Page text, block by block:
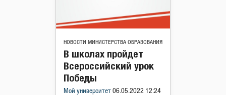
НОВОСТИ МИНИСТЕРСТВА ОБРАЗОВАНИЯ
В школах пройдет
Всероссийский урок
Победы
Мой университет 06.05.2022 12:24